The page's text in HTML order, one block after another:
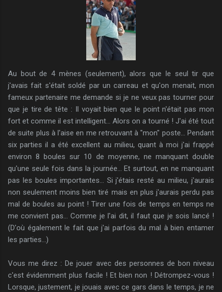
Au bout de 4 mènes (seulement), alors que le seul tir que
j'avais fait s'était soldé par un carreau et qu'on menait, mon
fameux partenaire me demande si je ne veux pas tourner pour
que je tire de tête : Il voyait bien que le point n'était pas mon
fort et comme il est intelligent... Alors on a tourné ! J'ai été tout
de suite plus à l'aise en me retrouvant à "mon" poste... Pendant
six parties il a été excellent au milieu, quant à moi j'ai frappé
environ 8 boules sur 10 de moyenne, ne manquant double
qu'une seule fois dans la journée... Et surtout, en ne manquant
pas les boules importantes... Si j'étais resté au milieu, j'aurais
non seulement moins bien tiré mais en plus j'aurais perdu pas
mal de boules au point ! Tirer une fois de temps en temps ne
me convient pas... Comme je l'ai dit, il faut que je sois lancé !
(D'où également le fait que j'ai parfois du mal à bien entamer
les parties...)
Vous me direz : De jouer avec des personnes de bon niveau
c'est évidemment plus facile ! Et bien non ! Détrompez-vous !
Lorsque, justement, je jouais avec ce gars dans le temps, je ne